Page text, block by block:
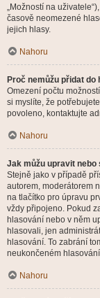
„Možností na
časově neomezené
jejich hlasy.
Nahoru
Proč nemůžu přidat
Omezení počtu
si myslíte, že
povoleno, kontaktujte
Nahoru
Jak můžu upravit nebo
Stejně jako v případě
autorem, moderátorem
na tlačítko pro úpravu
vždy připojeno. Pokud
hlasování nebo v něm
hlasovali, jen
hlasování. To zabrání
neukončeném
Nahoru